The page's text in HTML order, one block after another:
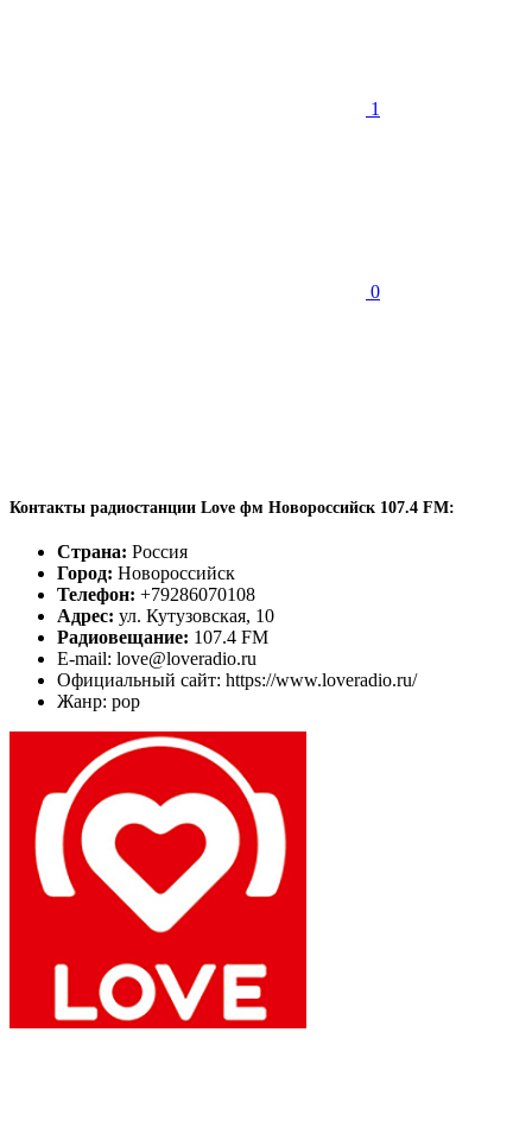
1
0
Контакты радиостанции Love фм Новороссийск 107.4 FM:
Страна: Россия
Город: Новороссийск
Телефон: +79286070108
Адрес: ул. Кутузовская, 10
Радиовещание: 107.4 FM
E-mail: love@loveradio.ru
Официальный сайт: https://www.loveradio.ru/
Жанр: pop